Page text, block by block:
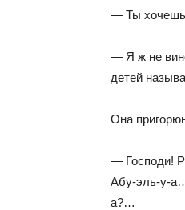
— Ты хочешь,
— Я ж не
детей
Она
— Господи!
Абу-эль-у-
а?…